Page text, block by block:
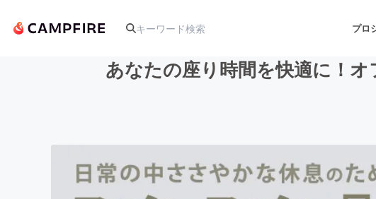
プロ
アート・写真 音楽
あなたの座り時間を快適に！